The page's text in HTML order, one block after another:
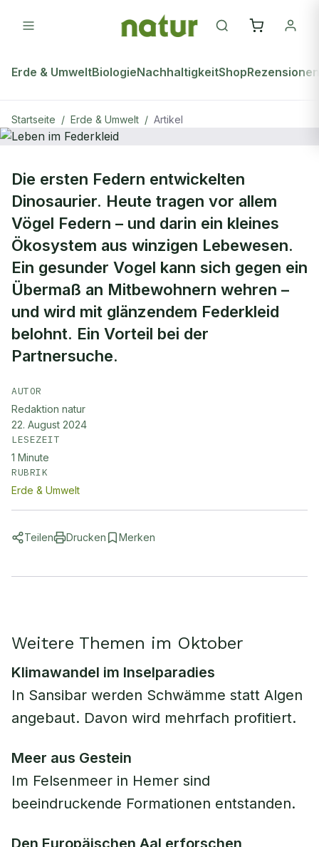
Erde & UmweltBiologieNachhaltigkeitShopRezensionen
Startseite / Erde & Umwelt / Artikel
Leben im Federkleid
Die ersten Federn entwickelten
Dinosaurier. Heute tragen vor allem
Vögel Federn – und darin ein kleines
Ökosystem aus winzigen Lebewesen.
Ein gesunder Vogel kann sich gegen ein
Übermaß an Mitbewohnern wehren –
und wird mit glänzendem Federkleid
belohnt. Ein Vorteil bei der
Partnersuche.
AUTOR
Redaktion natur
22. August 2024
LESEZEIT
1 Minute
RUBRIK
Erde & Umwelt
Teilen Drucken Merken
Weitere Themen im Oktober
Klimawandel im Inselparadies
In Sansibar werden Schwämme statt Algen
angebaut. Davon wird mehrfach profitiert.
Meer aus Gestein
Im Felsenmeer in Hemer sind
beeindruckende Formationen entstanden.
Den Europäischen Aal erforschen